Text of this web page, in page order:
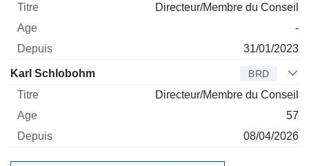
Directeur/Membre du Conseil
-
31/01/2023
Karl Schlobohm BRD
Directeur/Membre du Conseil
57
08/04/2026